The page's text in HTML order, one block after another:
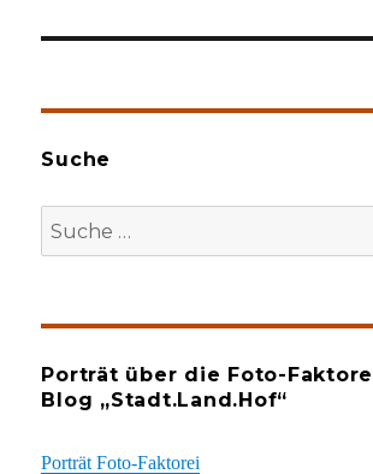
Suche
Suche
nach:
Porträt über die Foto-
Blog „Stadt.Land.Hof“
Porträt Foto-Faktorei